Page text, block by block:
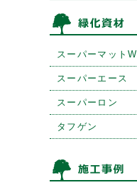
スーパーマットW
スーパーエース
スーパーロン
タフゲン